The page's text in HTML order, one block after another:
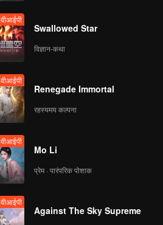
वीआईपी
150
वीआईपी
Swallowed Star
विज्ञान-कथा
वीआईपी
Renegade Immortal
रहस्यमय कल्पना
वीआईपी
Mo Li
प्रेम · पारंपरिक पोशाक
वीआईपी
Against The Sky Supreme